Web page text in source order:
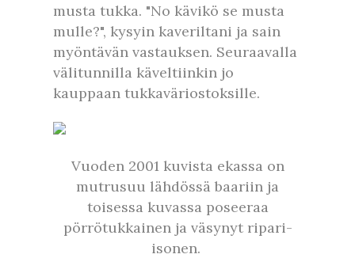
musta tukka. "No kävikö se musta
mulle?", kysyin kaveriltani ja sain
myöntävän vastauksen. Seuraavalla
välitunnilla käveltiinkin jo
kauppaan tukkaväriostoksille.
Vuoden 2001 kuvista ekassa on
mutrusuu lähdössä baariin ja
toisessa kuvassa poseeraa
pörrötukkainen ja väsynyt ripari-
isonen.